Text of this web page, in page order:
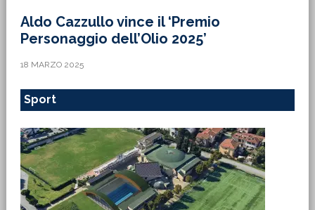
Aldo Cazzullo vince il ‘Premio
Personaggio dell’Olio 2025’
18 MARZO 2025
Sport